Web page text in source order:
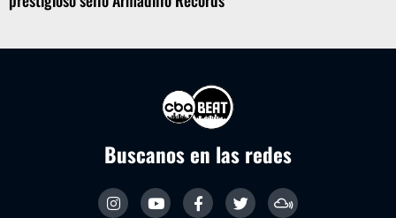
Buscanos en las redes